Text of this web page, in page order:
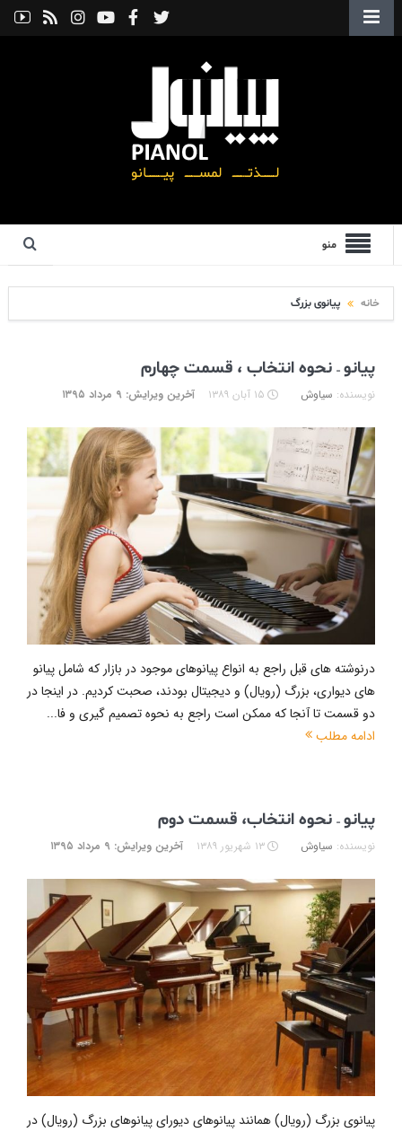
منو
خانه پیانوی بزرگ
پیانو – نحوه انتخاب ، قسمت چهارم
نویسنده: سیاوش ۱۵ آبان ۱۳۸۹ آخرین ویرایش: ۹ مرداد ۱۳۹۵
درنوشته های قبل راجع به انواع پیانوهای موجود در بازار که شامل پیانو
های دیواری، بزرگ (رویال) و دیجیتال بودند، صحبت کردیم. در اینجا در
دو قسمت تا آنجا که ممکن است راجع به نحوه تصمیم گیری و فا...
ادامه مطلب
پیانو – نحوه انتخاب، قسمت دوم
نویسنده: سیاوش ۱۳ شهریور ۱۳۸۹ آخرین ویرایش: ۹ مرداد ۱۳۹۵
پیانوی بزرگ (رویال) همانند پیانوهای دیورای پیانوهای بزرگ (رویال) در